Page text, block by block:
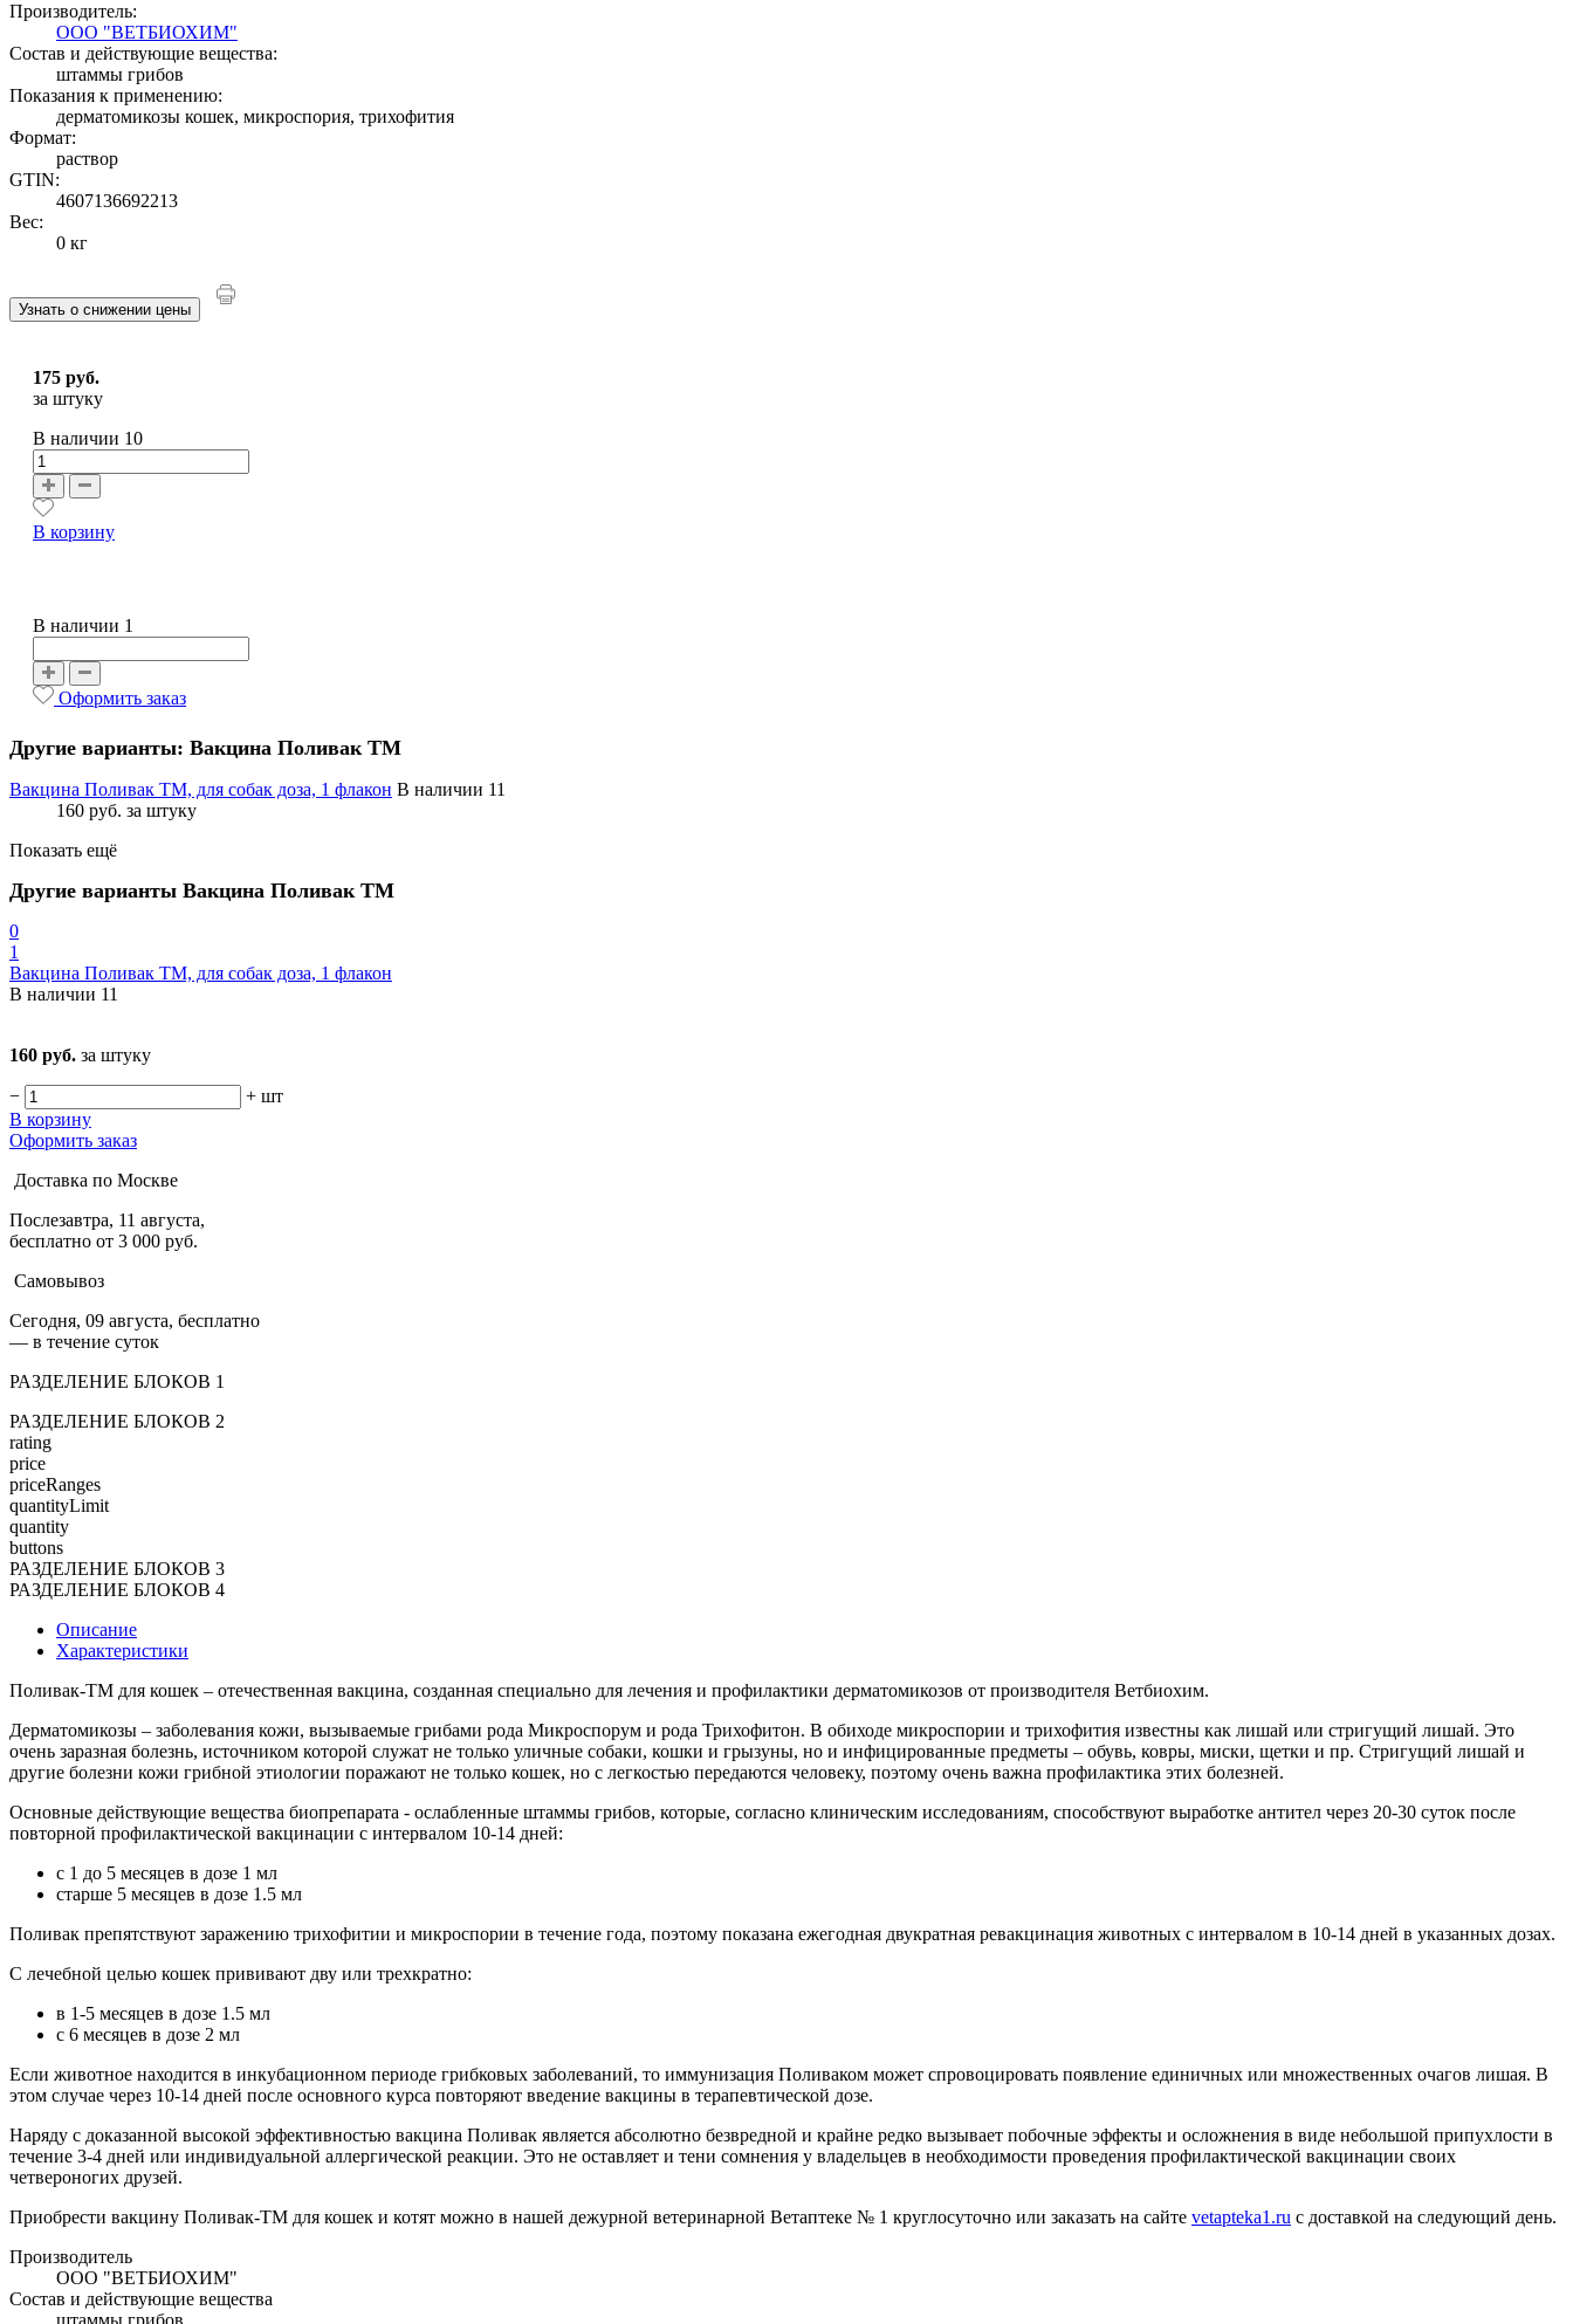
Производитель:
ООО "ВЕТБИОХИМ"
Состав и действующие вещества:
штаммы грибов
Показания к применению:
дерматомикозы кошек, микроспория, трихофития
Формат:
раствор
GTIN:
4607136692213
Вес:
0 кг
Узнать о снижении цены
175 руб.
за штуку
В наличии 10
В корзину
В наличии 1
Оформить заказ
Другие варианты: Вакцина Поливак ТМ
Вакцина Поливак ТМ, для собак доза, 1 флакон В наличии 11
160 руб. за штуку
Показать ещё
Другие варианты Вакцина Поливак ТМ
0
1
Вакцина Поливак ТМ, для собак доза, 1 флакон
В наличии 11
160 руб. за штуку
− + шт
В корзину
Оформить заказ
Доставка по Москве
Послезавтра, 11 августа,
бесплатно от 3 000 руб.
Самовывоз
Сегодня, 09 августа, бесплатно
— в течение суток
РАЗДЕЛЕНИЕ БЛОКОВ 1
РАЗДЕЛЕНИЕ БЛОКОВ 2
rating
price
priceRanges
quantityLimit
quantity
buttons
РАЗДЕЛЕНИЕ БЛОКОВ 3
РАЗДЕЛЕНИЕ БЛОКОВ 4
Описание
Характеристики
Поливак-ТМ для кошек – отечественная вакцина, созданная специально для лечения и профилактики дерматомикозов от производителя Ветбиохим.
Дерматомикозы – заболевания кожи, вызываемые грибами рода Микроспорум и рода Трихофитон. В обиходе микроспории и трихофития известны как лишай или стригущий лишай. Это
очень заразная болезнь, источником которой служат не только уличные собаки, кошки и грызуны, но и инфицированные предметы – обувь, ковры, миски, щетки и пр. Стригущий лишай и
другие болезни кожи грибной этиологии поражают не только кошек, но с легкостью передаются человеку, поэтому очень важна профилактика этих болезней.
Основные действующие вещества биопрепарата - ослабленные штаммы грибов, которые, согласно клиническим исследованиям, способствуют выработке антител через 20-30 суток после
повторной профилактической вакцинации с интервалом 10-14 дней:
с 1 до 5 месяцев в дозе 1 мл
старше 5 месяцев в дозе 1.5 мл
Поливак препятствуют заражению трихофитии и микроспории в течение года, поэтому показана ежегодная двукратная ревакцинация животных с интервалом в 10-14 дней в указанных дозах.
С лечебной целью кошек прививают дву или трехкратно:
в 1-5 месяцев в дозе 1.5 мл
с 6 месяцев в дозе 2 мл
Если животное находится в инкубационном периоде грибковых заболеваний, то иммунизация Поливаком может спровоцировать появление единичных или множественных очагов лишая. В
этом случае через 10-14 дней после основного курса повторяют введение вакцины в терапевтической дозе.
Наряду с доказанной высокой эффективностью вакцина Поливак является абсолютно безвредной и крайне редко вызывает побочные эффекты и осложнения в виде небольшой припухлости в
течение 3-4 дней или индивидуальной аллергической реакции. Это не оставляет и тени сомнения у владельцев в необходимости проведения профилактической вакцинации своих
четвероногих друзей.
Приобрести вакцину Поливак-ТМ для кошек и котят можно в нашей дежурной ветеринарной Ветаптеке № 1 круглосуточно или заказать на сайте vetapteka1.ru с доставкой на следующий день.
Производитель
ООО "ВЕТБИОХИМ"
Состав и действующие вещества